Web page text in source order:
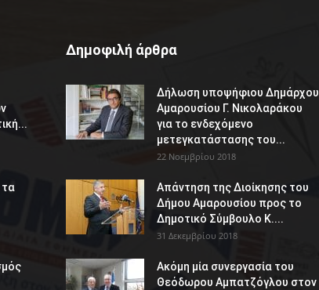
τα
Δημοφιλή άρθρα
Δήλωση υποψήφιου Δημάρχου
Αμαρουσίου Γ. Νικολαράκου
για το ενδεχόμενο
μετεγκατάστασης του...
22 Νοεμβρίου 2018
Απάντηση της Διοίκησης του
Δήμου Αμαρουσίου προς το
Δημοτικό Σύμβουλο Κ....
31 Δεκεμβρίου 2018
Ακόμη μία συνεργασία του
Θεόδωρου Αμπατζόγλου στον